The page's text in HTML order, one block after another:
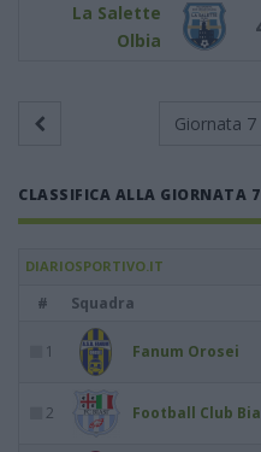
La Salette
Olbia
Giornata 7
CLASSIFICA ALLA GIORNATA
DIARIOSPORTIVO.IT
#
Squadra
1 Fanum Orosei
2 Football Club